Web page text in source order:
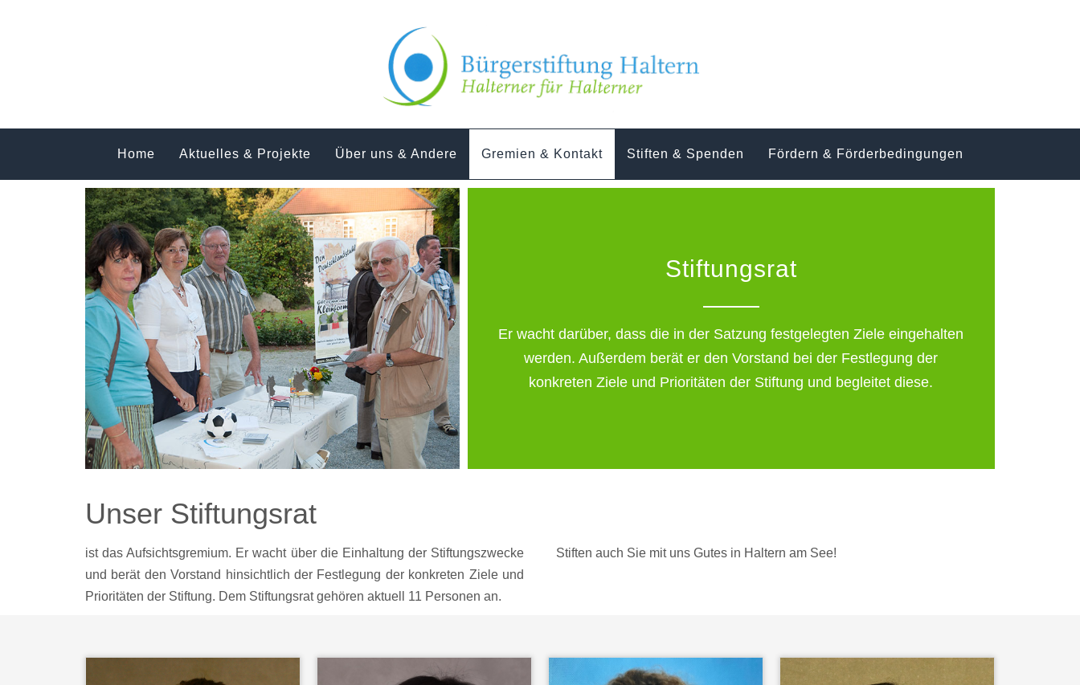
Home Aktuelles & Projekte Über uns & Andere Gremien & Kontakt Stiften & Spenden Fördern & Förderbedingungen
Stiftungsrat
Er wacht darüber, dass die in der Satzung festgelegten Ziele eingehalten
werden. Außerdem berät er den Vorstand bei der Festlegung der
konkreten Ziele und Prioritäten der Stiftung und begleitet diese.
Unser Stiftungsrat
ist das Aufsichtsgremium. Er wacht über die Einhaltung der Stiftungszwecke
und berät den Vorstand hinsichtlich der Festlegung der konkreten Ziele und
Prioritäten der Stiftung. Dem Stiftungsrat gehören aktuell 11 Personen an.
Stiften auch Sie mit uns Gutes in Haltern am See!